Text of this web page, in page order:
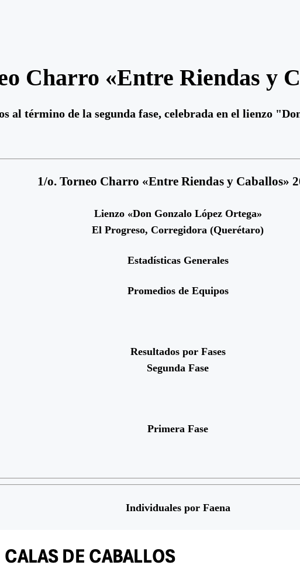
Charro «Entre Riendas y
al término de la segunda fase, celebrada en el lienzo
1/o. Torneo Charro «Entre Riendas y Caballos»
Lienzo «Don Gonzalo López Ortega»
El Progreso, Corregidora (Querétaro)
Estadísticas Generales
Promedios de Equipos
Resultados por Fases
Segunda Fase
Primera Fase
Individuales por Faena